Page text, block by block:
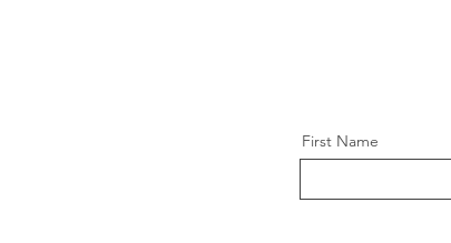
First Name